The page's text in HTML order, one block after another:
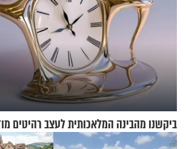
ביקשנו מהבינה המלאכותית לעצב רהיטים